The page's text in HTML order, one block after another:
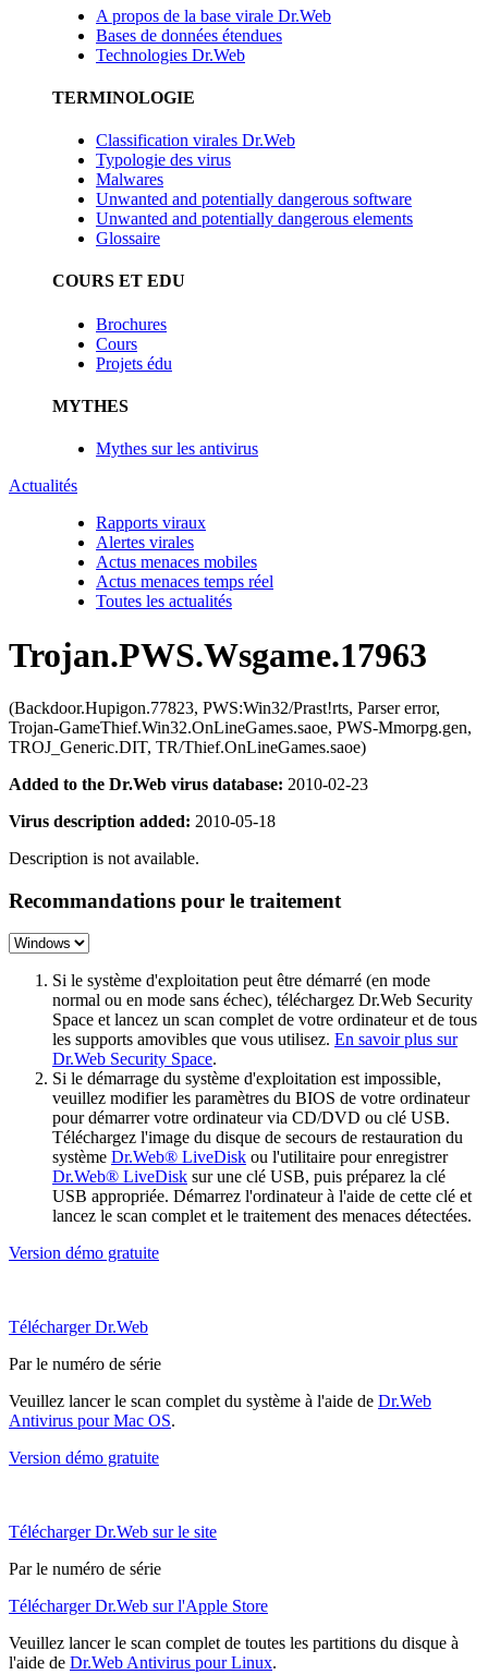
A propos de la base virale Dr.Web
Bases de données étendues
Technologies Dr.Web
TERMINOLOGIE
Classification virales Dr.Web
Typologie des virus
Malwares
Unwanted and potentially dangerous software
Unwanted and potentially dangerous elements
Glossaire
COURS ET EDU
Brochures
Cours
Projets édu
MYTHES
Mythes sur les antivirus
Actualités
Rapports viraux
Alertes virales
Actus menaces mobiles
Actus menaces temps réel
Toutes les actualités
Trojan.PWS.Wsgame.17963
(Backdoor.Hupigon.77823, PWS:Win32/Prast!rts, Parser error,
Trojan-GameThief.Win32.OnLineGames.saoe, PWS-Mmorpg.gen,
TROJ_Generic.DIT, TR/Thief.OnLineGames.saoe)
Added to the Dr.Web virus database: 2010-02-23
Virus description added: 2010-05-18
Description is not available.
Recommandations pour le traitement
Si le système d'exploitation peut être démarré (en mode
normal ou en mode sans échec), téléchargez Dr.Web Security
Space et lancez un scan complet de votre ordinateur et de tous
les supports amovibles que vous utilisez. En savoir plus sur
Dr.Web Security Space.
Si le démarrage du système d'exploitation est impossible,
veuillez modifier les paramètres du BIOS de votre ordinateur
pour démarrer votre ordinateur via CD/DVD ou clé USB.
Téléchargez l'image du disque de secours de restauration du
système Dr.Web® LiveDisk ou l'utilitaire pour enregistrer
Dr.Web® LiveDisk sur une clé USB, puis préparez la clé
USB appropriée. Démarrez l'ordinateur à l'aide de cette clé et
lancez le scan complet et le traitement des menaces détectées.
Version démo gratuite
Télécharger Dr.Web
Par le numéro de série
Veuillez lancer le scan complet du système à l'aide de Dr.Web
Antivirus pour Mac OS.
Version démo gratuite
Télécharger Dr.Web sur le site
Par le numéro de série
Télécharger Dr.Web sur l'Apple Store
Veuillez lancer le scan complet de toutes les partitions du disque à
l'aide de Dr.Web Antivirus pour Linux.